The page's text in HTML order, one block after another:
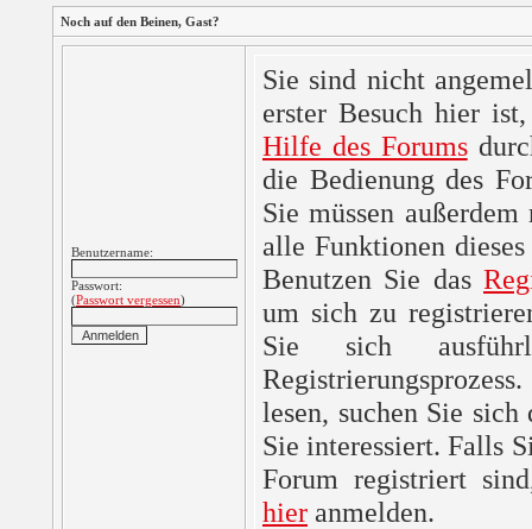
Noch auf den Beinen, Gast?
Benutzername:
Passwort:
(Passwort vergessen)
Sie sind nicht
erster Besuch hier
Hilfe des Forums
die Bedienung des
Sie müssen
alle Funktionen
Benutzen Sie das
um sich zu
Sie sich
lesen, suchen Sie sich
Sie interessiert. Falls
Forum registriert
hier anmelden.